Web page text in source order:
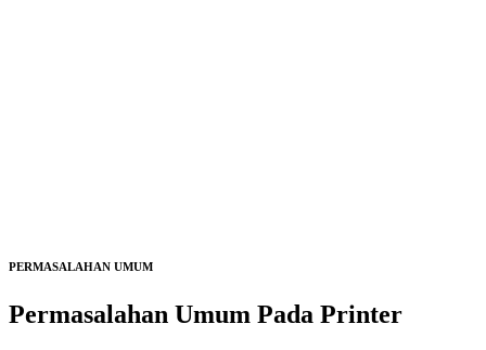
PERMASALAHAN UMUM
Permasalahan Umum Pada Printer